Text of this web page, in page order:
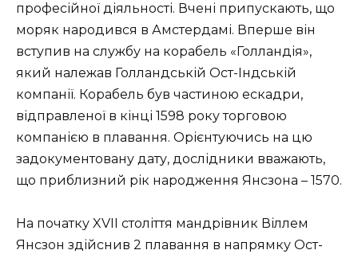
професійної діяльності. Вчені припускають, що
моряк народився в Амстердамі. Вперше він
вступив на службу на корабель «Голландія»,
який належав Голландській Ост-Індській
компанії. Корабель був частиною ескадри,
відправленої в кінці 1598 року торговою
компанією в плавання. Орієнтуючись на цю
задокументовану дату, дослідники вважають,
що приблизний рік народження Янсзона – 1570.
На початку XVII століття мандрівник Віллем
Янсзон здійснив 2 плавання в напрямку Ост-